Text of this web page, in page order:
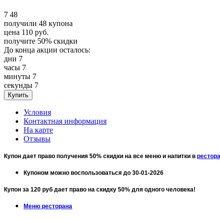
7 48
получили 48 купона
цена 110 руб.
получите 50% скидки
До конца акции осталось:
дни 7
часы 7
минуты 7
секунды 7
Условия
Контактная информация
На карте
Отзывы
Купон дает право получения 50% скидки на все меню и напитки в
Купоном можно воспользоваться до 30-01-2026
Купон за 120 руб дает право на скидку 50% для одного человека!
Меню ресторана